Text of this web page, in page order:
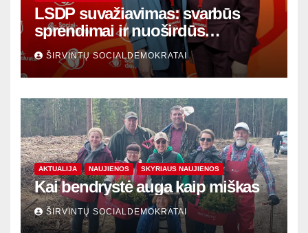
LSDP suvažiavimas: svarbūs
sprendimai ir nuoširdūs
susitikimai
ŠIRVINTŲ SOCIALDEMOKRATAI
AKTUALIJA NAUJIENOS SKYRIAUS NAUJIENOS
Kai bendrystė auga kaip miškas
ŠIRVINTŲ SOCIALDEMOKRATAI